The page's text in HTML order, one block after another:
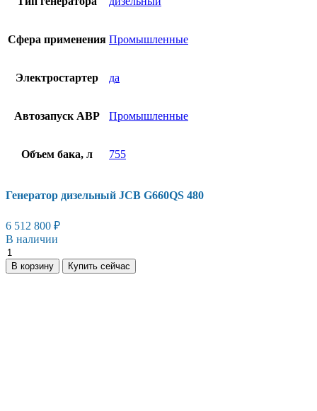
Сфера применения Промышленные
Электростартер да
Автозапуск АВР Промышленные
Объем бака, л 755
Генератор дизельный JCB G660QS 480
6 512 800 ₽
В наличии
Генератор
дизельный
JCB
В корзину Купить сейчас